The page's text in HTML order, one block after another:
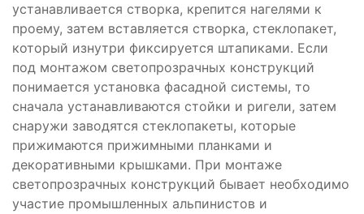
устанавливается створка, крепится нагелями к
проему, затем вставляется створка, стеклопакет,
который изнутри фиксируется штапиками. Если
под монтажом светопрозрачных конструкций
понимается установка фасадной системы, то
сначала устанавливаются стойки и ригели, затем
снаружи заводятся стеклопакеты, которые
прижимаются прижимными планками и
декоративными крышками. При монтаже
светопрозрачных конструкций бывает необходимо
участие промышленных альпинистов и